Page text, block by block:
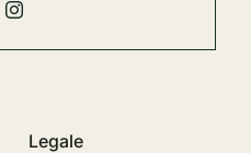
Legale